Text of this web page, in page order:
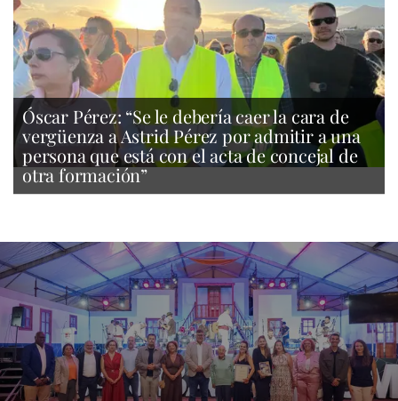
Óscar Pérez: “Se le debería caer la cara de
vergüenza a Astrid Pérez por admitir a una
persona que está con el acta de concejal de
otra formación”